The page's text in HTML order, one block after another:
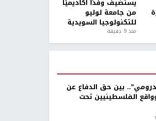
يستضيف وفدًا أكاديميًا
من جامعة لوليو
للتكنولوجيا السويدية
منذ 9 دقيقة
بين حق الدفاع عن
الفلسطينيين تحت